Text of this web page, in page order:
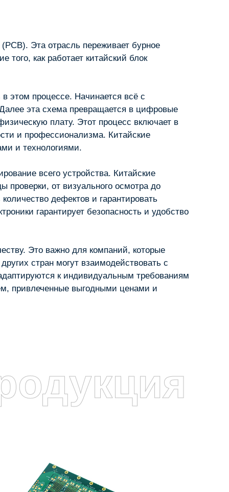
Эта отрасль переживает бурное
как работает китайский блок
этом процессе. Начинается всё с
эта схема превращается в цифровые
плату. Этот процесс включает в
и профессионализма. Китайские
и технологиями.
всего устройства. Китайские
проверки, от визуального осмотра до
дефектов и гарантировать
гарантирует безопасность и удобство
Это важно для компаний, которые
стран могут взаимодействовать с
к индивидуальным требованиям
привлеченные выгодными ценами и